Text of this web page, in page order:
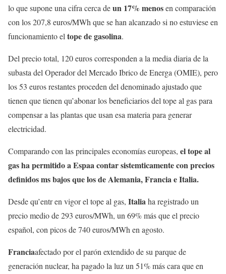
lo que supone una cifra cerca deun 17% menosen comparación
con los 207,8 euros/MWh que se han alcanzado si no estuviese en
funcionamiento el tope de gasolina.
Del precio total, 120 euros corresponden a la media diaria de la
subasta del Operador del Mercado Ibrico de Energa (OMIE), pero
los 53 euros restantes proceden del denominado ajustado que
tienen que tienen qu’abonar los beneficiarios del tope al gas para
compensar a las plantas que usan esa materia para generar
electricidad.
Comparando con las principales economías europeas, el tope al
gas ha permitido a Espaa contar sistemticamente con precios
definidos ms bajos que los de Alemania, Francia e Italia.
Desde qu’entr en vigor el tope al gas, Italiaha registrado un
precio medio de 293 euros/MWh, un 69% más que el precio
español, con picos de 740 euros/MWh en agosto.
Franciaafectado por el parón extendido de su parque de
generación nuclear, ha pagado la luz un 51% más cara que en